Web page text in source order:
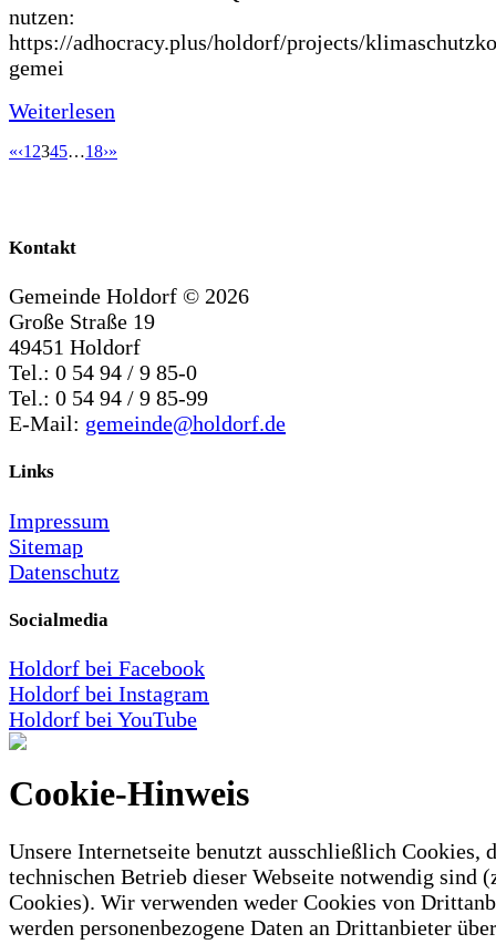
nutzen:
https://adhocracy.plus/holdorf/projects/
gemei
Weiterlesen
«‹1 2345…18›»
Kontakt
Gemeinde Holdorf © 2026
Große Straße 19
49451 Holdorf
Tel.: 0 54 94 / 9 85-0
Tel.: 0 54 94 / 9 85-99
E-Mail: gemeinde@holdorf.de
Links
Impressum
Sitemap
Datenschutz
Socialmedia
Holdorf bei Facebook
Holdorf bei Instagram
Holdorf bei YouTube
Cookie-Hinweis
Unsere Internetseite benutzt ausschließlich Cookies,
technischen Betrieb dieser Webseite notwendig sind
Cookies). Wir verwenden weder Cookies von
werden personenbezogene Daten an Drittanbieter